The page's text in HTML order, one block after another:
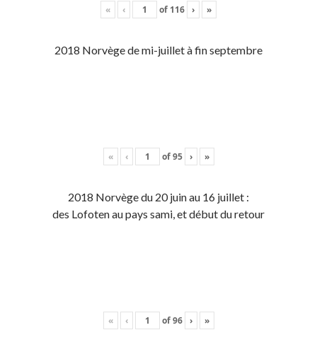
« ‹ of 116 › »
2018 Norvège de mi-juillet à fin septembre
« ‹ of95 › »
2018 Norvège du 20 juin au 16 juillet :
des Lofoten au pays sami, et début du retour
« ‹ of96 › »